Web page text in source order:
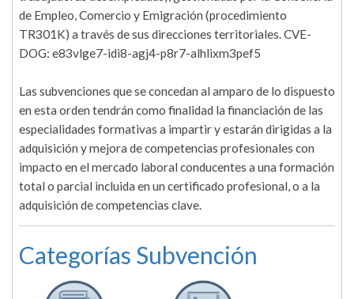
de Empleo, Comercio y Emigración (procedimiento
TR301K) a través de sus direcciones territoriales. CVE-
DOG: e83vlge7-idi8-agj4-p8r7-alhlixm3pef5
Las subvenciones que se concedan al amparo de lo dispuesto
en esta orden tendrán como finalidad la financiación de las
especialidades formativas a impartir y estarán dirigidas a la
adquisición y mejora de competencias profesionales con
impacto en el mercado laboral conducentes a una formación
total o parcial incluida en un certificado profesional, o a la
adquisición de competencias clave.
Categorías Subvención